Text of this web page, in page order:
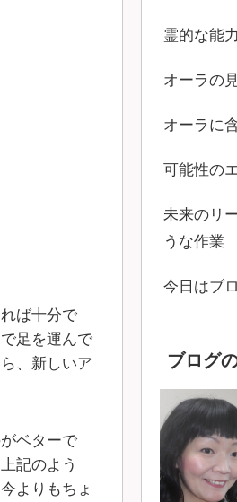
ば十分で
足を運んで
、新しいア
ベターで
記のよう
よりもちょ
霊的な能
オーラの
オーラに
可能性の
未来のリ
うな作業
今日はブ
ブログ